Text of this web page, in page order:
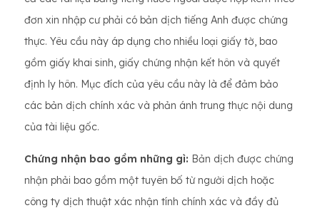
đơn xin nhập cư phải có bản dịch tiếng Anh được chứng
thực. Yêu cầu này áp dụng cho nhiều loại giấy tờ, bao
gồm giấy khai sinh, giấy chứng nhận kết hôn và quyết
định ly hôn. Mục đích của yêu cầu này là để đảm bảo
các bản dịch chính xác và phản ánh trung thực nội dung
của tài liệu gốc.
Chứng nhận bao gồm những gì: Bản dịch được chứng
nhận phải bao gồm một tuyên bố từ người dịch hoặc
công ty dịch thuật xác nhận tính chính xác và đầy đủ